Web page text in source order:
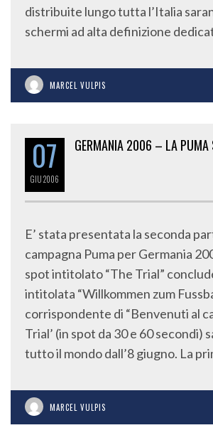
distribuite lungo tutta l’Italia
schermi ad alta definizione
MARCEL VULPIS
07
GIU2006
GERMANIA 2006 – LA PUMA
E’ stata presentata la seconda
campagna Puma per Germania
spot intitolato “The Trial”
intitolata “Willkommen zum
corrispondente di “Benvenuti al
Trial’ (in spot da 30 e 60 secondi)
tutto il mondo dall’8 giugno. La
MARCEL VULPIS